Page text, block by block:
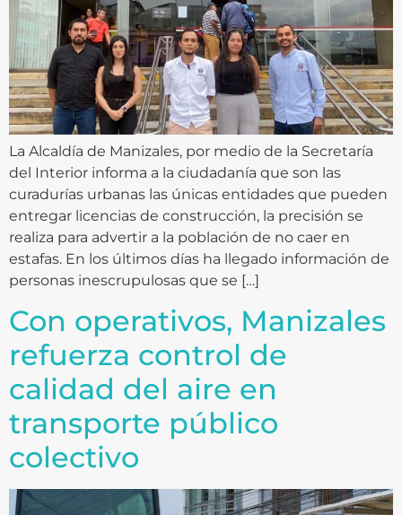
La Alcaldía de Manizales, por medio de la Secretaría
del Interior informa a la ciudadanía que son las
curadurías urbanas las únicas entidades que pueden
entregar licencias de construcción, la precisión se
realiza para advertir a la población de no caer en
estafas. En los últimos días ha llegado información de
personas inescrupulosas que se […]
Con operativos, Manizales
refuerza control de
calidad del aire en
transporte público
colectivo